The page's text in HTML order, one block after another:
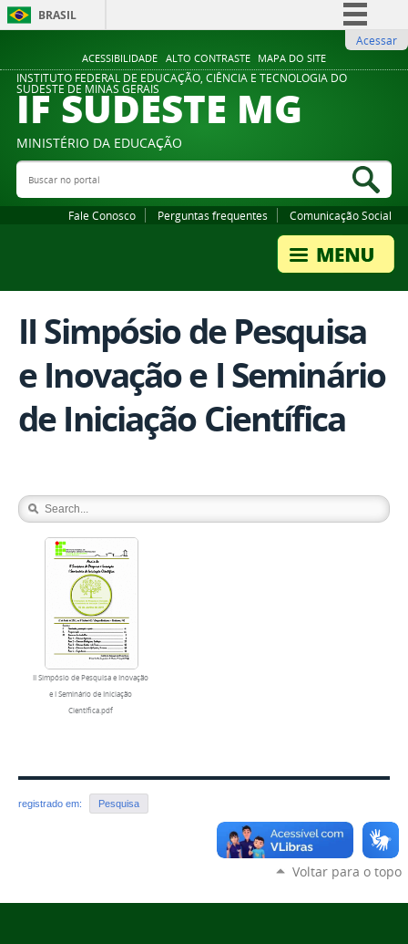
ACESSIBILIDADE ALTO CONTRASTE MAPA DO SITE
BRASIL
Comunica BR
Participe
Legislação
Acessar
INSTITUTO FEDERAL DE EDUCAÇÃO, CIÊNCIA E TECNOLOGIA DO
SUDESTE DE MINAS GERAIS
IF SUDESTE MG
MINISTÉRIO DA EDUCAÇÃO
Buscar no portal
Fale Conosco Perguntas frequentes Comunicação Social
II Simpósio de Pesquisa
e Inovação e I Seminário
de Iniciação Científica
II Simpósio de Pesquisa e Inovação
e I Seminário de Iniciação
Científica.pdf
registrado em: Pesquisa
Voltar para o topo